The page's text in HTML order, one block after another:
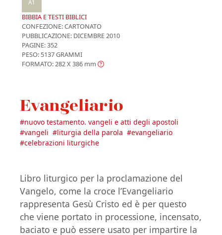
A1
BIBBIA E TESTI BIBLICI
CONFEZIONE:CARTONATO
PUBBLICAZIONE: DICEMBRE 2010
PAGINE: 352
PESO: 5137 GRAMMI
FORMATO: 282 X 386 mm
Evangeliario
#nuovo testamento. vangeli e atti degli apostoli
#vangeli #liturgia della parola #evangeliario
#celebrazioni liturgiche
Libro liturgico per la proclamazione del
Vangelo, come la croce l’Evangeliario
rappresenta Gesù Cristo ed è per questo
che viene portato in processione, incensato,
baciato e può essere usato per impartire la